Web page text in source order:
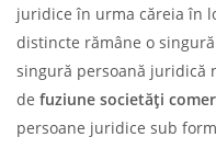
juridice în urma căreia în
distincte rămâne o
singură persoană juridică
de fuziune societăți
persoane juridice sub